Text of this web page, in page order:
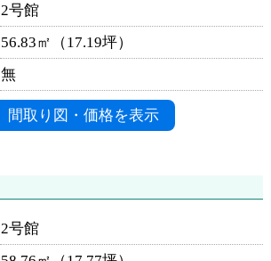
2号館
56.83㎡（17.19坪）
無
間取り図・価格を表示
2号館